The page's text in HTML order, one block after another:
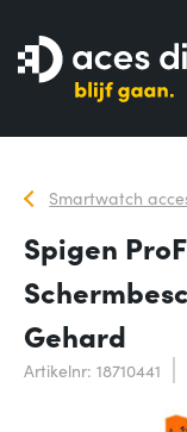
Smartwatch
Spigen
Gehard
Artikelnr: 18710441